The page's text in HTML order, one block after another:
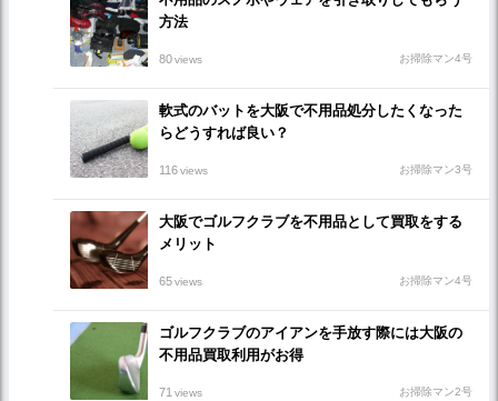
方法
80views お掃除マン4号
軟式のバットを大阪で不用品処分したくなった
らどうすれば良い？
116views お掃除マン3号
大阪でゴルフクラブを不用品として買取をする
メリット
65views お掃除マン4号
ゴルフクラブのアイアンを手放す際には大阪の
不用品買取利用がお得
71 views お掃除マン2号